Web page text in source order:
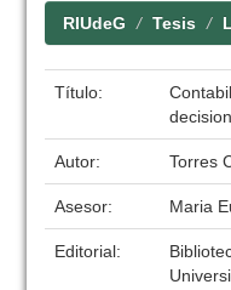
RIUdeG Tesis
Título:
Autor: Torres
Asesor: Maria
Editorial: